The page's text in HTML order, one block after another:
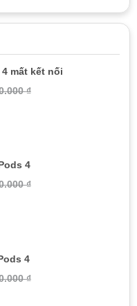
mất kết nối
₫
4
₫
4
₫